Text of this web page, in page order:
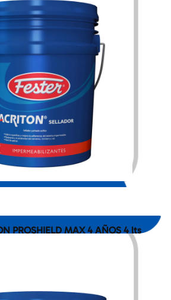
$1,280.00
PROSHIELD MAX 4 AÑOS 4 lts